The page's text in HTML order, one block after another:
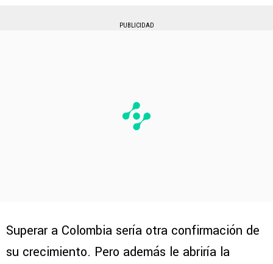
PUBLICIDAD
Superar a Colombia sería otra confirmación de
su crecimiento. Pero además le abriría la